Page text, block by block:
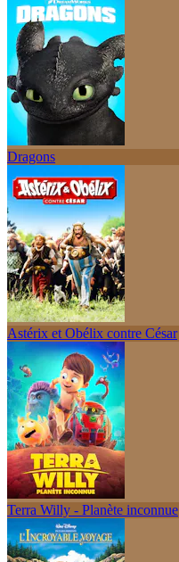
Dragons
Astérix et Obélix contre César
Terra Willy - Planète inconnue